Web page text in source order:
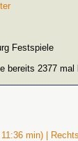
Festspiele
bereits 2377 mal
min) |